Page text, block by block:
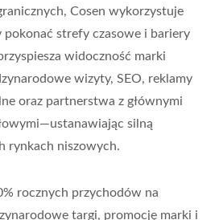
Cosen wykorzystuje
strefy czasowe i bariery
widoczność marki
wizyty, SEO, reklamy
oraz partnerstwa z głównymi
silną
rynkach niszowych.
rocznych przychodów na
targi, promocję marki i